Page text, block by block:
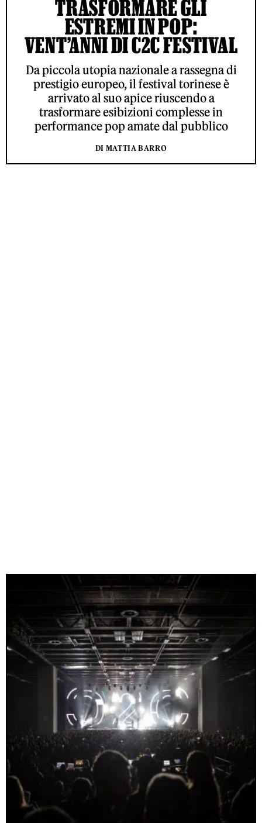
TRASFORMARE GLI
ESTREMI IN POP:
VENT’ANNI DI C2C FESTIVAL
Da piccola utopia nazionale a rassegna di
prestigio europeo, il festival torinese è
arrivato al suo apice riuscendo a
trasformare esibizioni complesse in
performance pop amate dal pubblico
DI MATTIA BARRO